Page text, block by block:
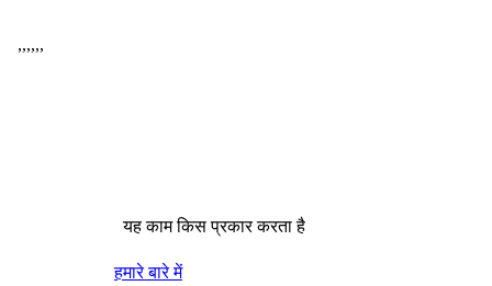
,,,,,,
यह काम किस प्रकार करता है
हमारे बारे में